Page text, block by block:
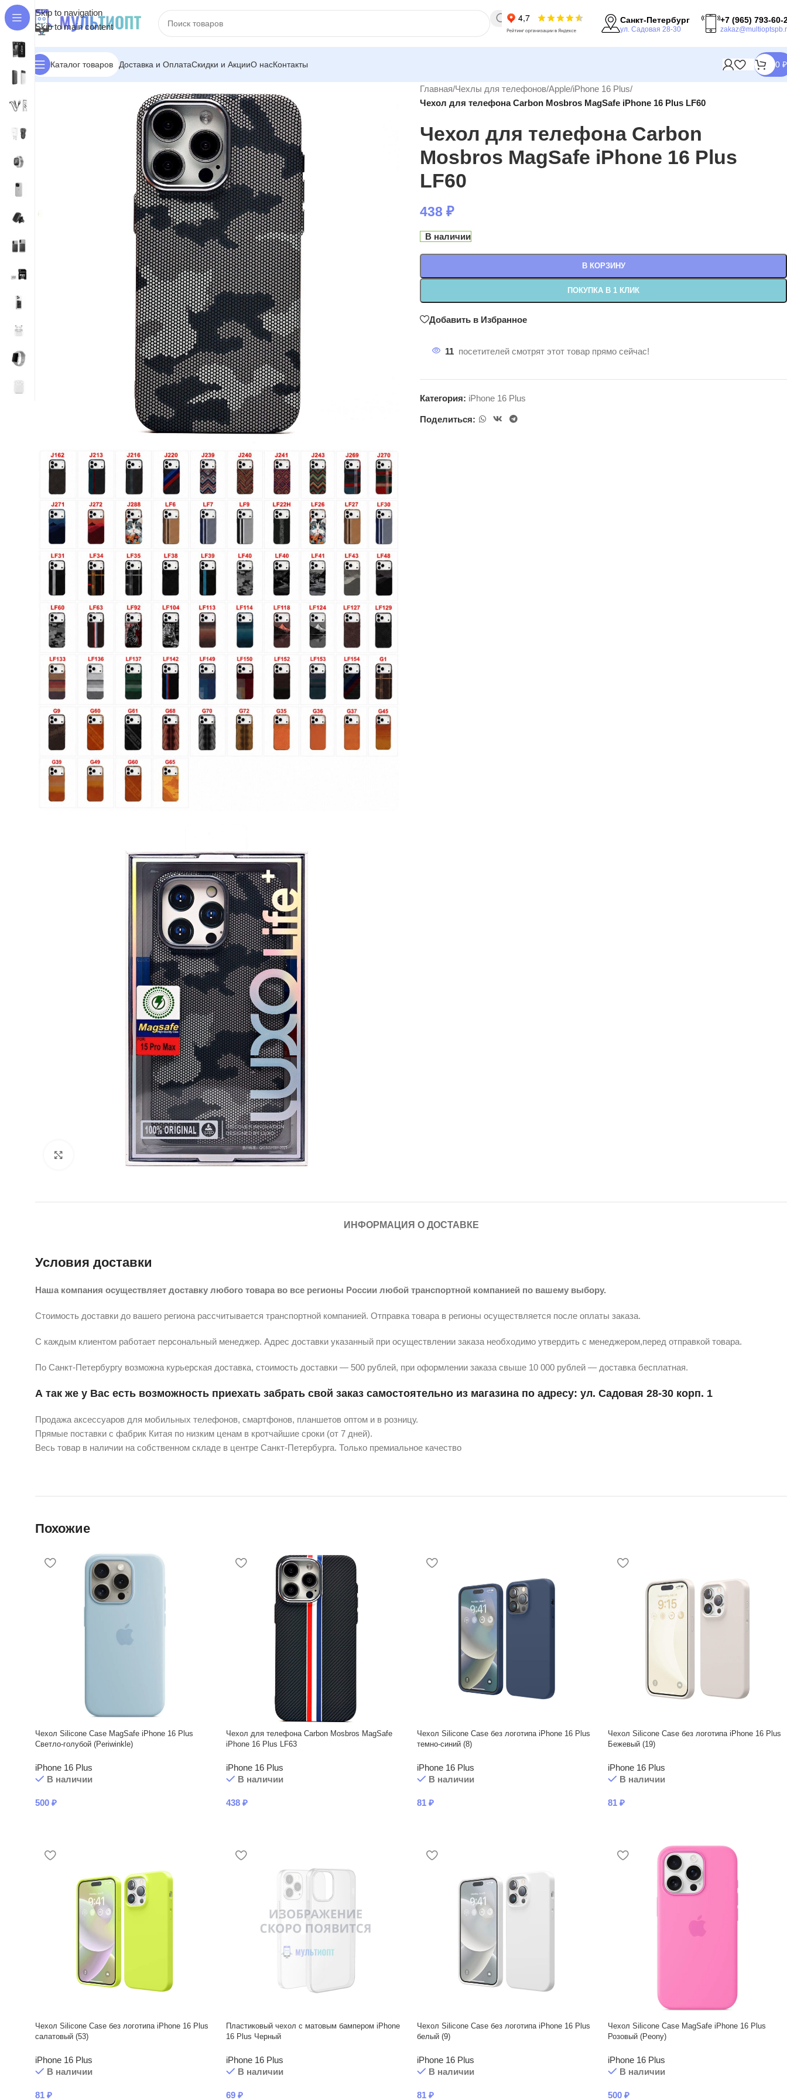
Skip to navigation
Skip to main content
Санкт-Петербург
ул. Садовая 28-30
+7 (965) 793-60-
Каталог товаров Доставка и ОплатаСкидки и АкцииО насКонтакты 0 ₽
Нажмите, чтобы увеличить
Главная/Чехлы для телефонов/Apple/iPhone 16 Plus/
Чехол для телефона Carbon Mosbros MagSafe iPhone 16 Plus LF60
Чехол для телефона Carbon
Mosbros MagSafe iPhone 16 Plus
LF60
438 ₽
В наличии
В КОРЗИНУ
ПОКУПКА В 1 КЛИК
Добавить в Избранное
11 посетителей смотрят этот товар прямо сейчас!
Категория: iPhone 16 Plus
Поделиться:
ИНФОРМАЦИЯ О ДОСТАВКЕ
Условия доставки
Наша компания осуществляет доставку любого товара во все регионы России любой транспортной компанией по вашему выбору.
Стоимость доставки до вашего региона рассчитывается транспортной компанией. Отправка товара в регионы осуществляется после оплаты заказа.
С каждым клиентом работает персональный менеджер. Адрес доставки указанный при осуществлении заказа необходимо утвердить с менеджером,перед отправкой товара.
По Санкт-Петербургу возможна курьерская доставка, стоимость доставки — 500 рублей, при оформлении заказа свыше 10 000 рублей — доставка бесплатная.
А так же у Вас есть возможность приехать забрать свой заказ самостоятельно из магазина по адресу: ул. Садовая 28-30 корп. 1
Продажа аксессуаров для мобильных телефонов, смартфонов, планшетов оптом и в розницу.
Прямые поставки с фабрик Китая по низким ценам в кротчайшие сроки (от 7 дней).
Весь товар в наличии на собственном складе в центре Санкт-Петербурга. Только премиальное качество
Похожие
Чехол Silicone Case MagSafe iPhone 16 Plus
Светло-голубой (Periwinkle)
iPhone 16 Plus
В наличии
500 ₽
Чехол для телефона Carbon Mosbros MagSafe
iPhone 16 Plus LF63
iPhone 16 Plus
В наличии
438 ₽
Чехол Silicone Case без логотипа iPhone 16 Plus
темно-синий (8)
iPhone 16 Plus
В наличии
81 ₽
Чехол Silicone Case без логотипа iPhone 16 Plus
Бежевый (19)
iPhone 16 Plus
В наличии
81 ₽
Чехол Silicone Case без логотипа iPhone 16 Plus
салатовый (53)
iPhone 16 Plus
В наличии
81 ₽
Пластиковый чехол с матовым бампером iPhone
16 Plus Черный
iPhone 16 Plus
В наличии
69 ₽
Чехол Silicone Case без логотипа iPhone 16 Plus
белый (9)
iPhone 16 Plus
В наличии
81 ₽
Чехол Silicone Case MagSafe iPhone 16 Plus
Розовый (Peony)
iPhone 16 Plus
В наличии
500 ₽